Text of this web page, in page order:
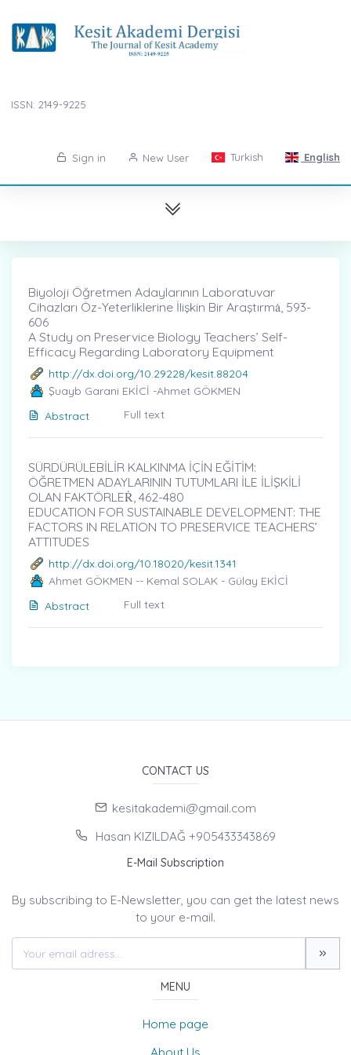
ISSN: 2149-9225
Sign in New User Turkish English
Biyoloji Öğretmen Adaylarının Laboratuvar
Cihazları Öz-Yeterliklerine İlişkin Bir Araştırmȧ, 593-
606
A Study on Preservice Biology Teachers’ Self-
Efficacy Regarding Laboratory Equipment
http://dx.doi.org/10.29228/kesit.88204
Şuayb Garani EKİCİ -Ahmet GÖKMEN
Abstract
Full text
SÜRDÜRÜLEBİLİR KALKINMA İÇİN EĞİTİM:
ÖĞRETMEN ADAYLARININ TUTUMLARI İLE İLİŞKİLİ
OLAN FAKTÖRLEṘ, 462-480
EDUCATION FOR SUSTAINABLE DEVELOPMENT: THE
FACTORS IN RELATION TO PRESERVICE TEACHERS’
ATTITUDES
http://dx.doi.org/10.18020/kesit.1341
Ahmet GÖKMEN -- Kemal SOLAK - Gülay EKİCİ
Abstract
Full text
CONTACT US
kesitakademi@gmail.com
Hasan KIZILDAĞ +905433343869
E-Mail Subscription
By subscribing to E-Newsletter, you can get the latest news
to your e-mail.
MENU
Home page